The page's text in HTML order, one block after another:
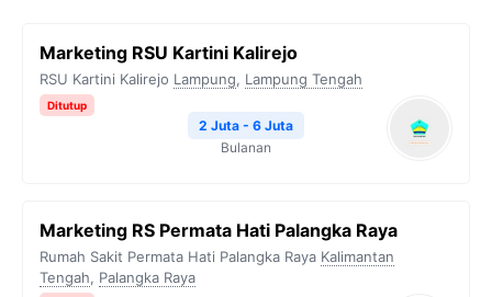
Marketing RSU Kartini Kalirejo
RSU Kartini Kalirejo Lampung, Lampung Tengah
Ditutup
2 Juta - 6 Juta
Bulanan
Marketing RS Permata Hati Palangka Raya
Rumah Sakit Permata Hati Palangka Raya Kalimantan
Tengah, Palangka Raya